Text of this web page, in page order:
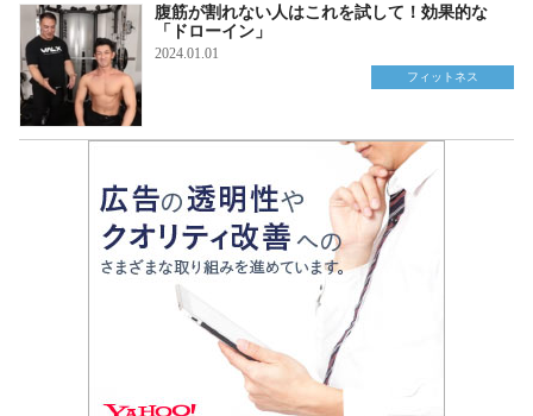
腹筋が割れない人はこれを試して！効果的な
「ドローイン」
2024.01.01
フィットネス